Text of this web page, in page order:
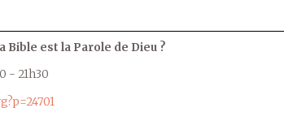
Bible est la Parole de Dieu ?
- 21h30